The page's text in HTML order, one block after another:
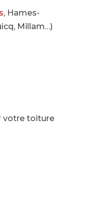
, Hames-
Millam…)
votre toiture